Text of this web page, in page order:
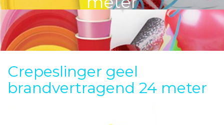
Crepeslinger geel
brandvertragend 24 meter